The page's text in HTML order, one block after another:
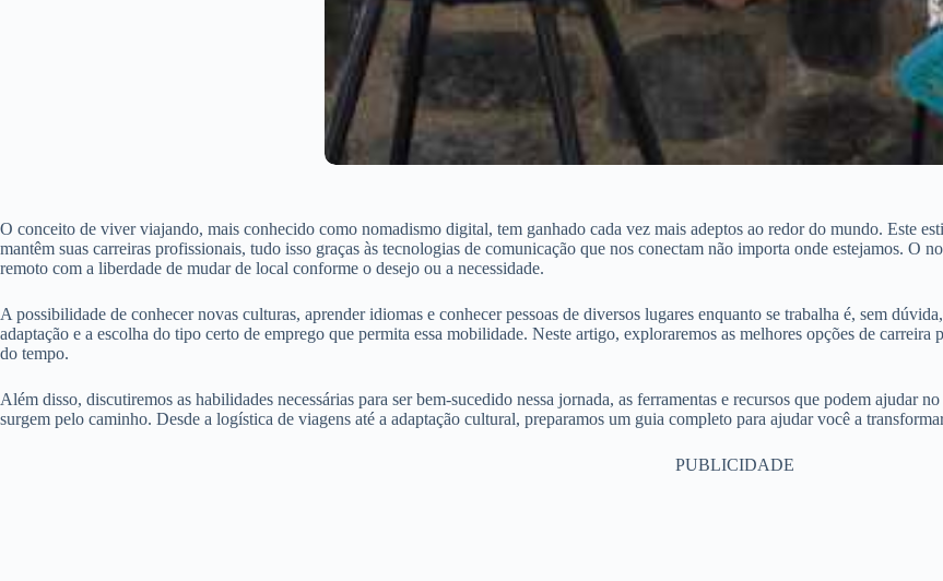
O conceito de viver viajando, mais conhecido como nomadismo digital, tem ganhado cada vez mais adeptos ao redor do mundo. Este
mantêm suas carreiras profissionais, tudo isso graças às tecnologias de comunicação que nos conectam não importa onde estejamos. O
remoto com a liberdade de mudar de local conforme o desejo ou a necessidade.
A possibilidade de conhecer novas culturas, aprender idiomas e conhecer pessoas de diversos lugares enquanto se trabalha é, sem
adaptação e a escolha do tipo certo de emprego que permita essa mobilidade. Neste artigo, exploraremos as melhores opções de carreira
do tempo.
Além disso, discutiremos as habilidades necessárias para ser bem-sucedido nessa jornada, as ferramentas e recursos que podem ajudar
surgem pelo caminho. Desde a logística de viagens até a adaptação cultural, preparamos um guia completo para ajudar você a
PUBLICIDADE